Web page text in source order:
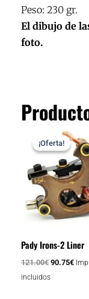
Peso: 230 gr.
El dibujo de
foto.
¡Oferta!
¡Oferta!
Pady Irons-2 Liner
121.00€
precio
original
era:
121.00€.
90.75€
es:
incluidos